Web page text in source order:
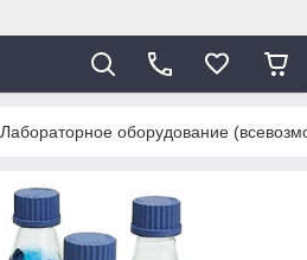
Лабораторное оборудование